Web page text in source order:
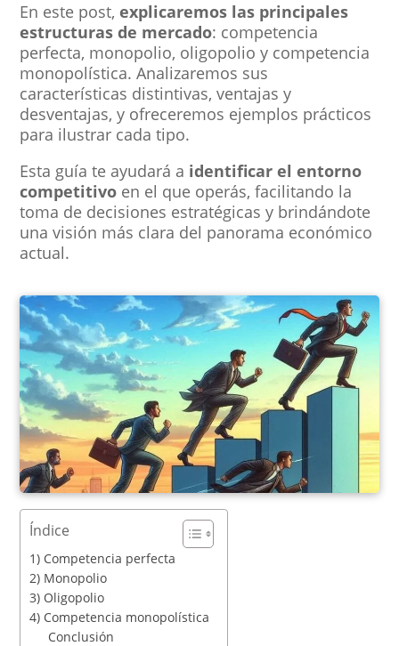
En este post,explicaremos las principales
estructuras de mercado: competencia
perfecta, monopolio, oligopolio y competencia
monopolística. Analizaremos sus
características distintivas, ventajas y
desventajas, y ofreceremos ejemplos prácticos
para ilustrar cada tipo.
Esta guía te ayudará a identificar el entorno
competitivo en el que operás, facilitando la
toma de decisiones estratégicas y brindándote
una visión más clara del panorama económico
actual.
Índice
1) Competencia perfecta
2) Monopolio
3) Oligopolio
4) Competencia monopolística
Conclusión